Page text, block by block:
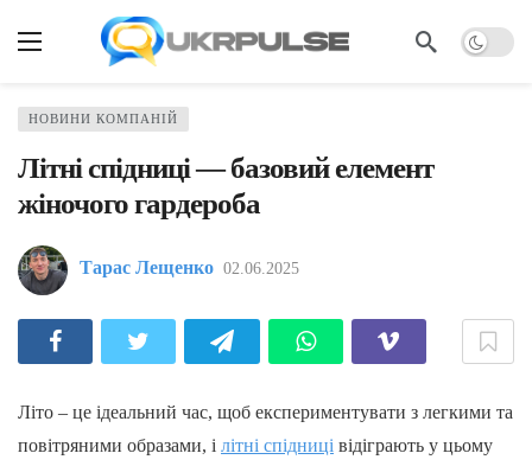
НОВИНИ КОМПАНІЙ
Літні спідниці — базовий елемент
жіночого гардероба
Тарас Лещенко 02.06.2025
Літо – це ідеальний час, щоб експериментувати з легкими та
повітряними образами, і літні спідниці відіграють у цьому